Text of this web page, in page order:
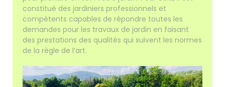
constitué des jardiniers professionnels et
compétents capables de répondre toutes les
demandes pour les travaux de jardin en faisant
des prestations des qualités qui suivent les normes
de la règle de l’art.